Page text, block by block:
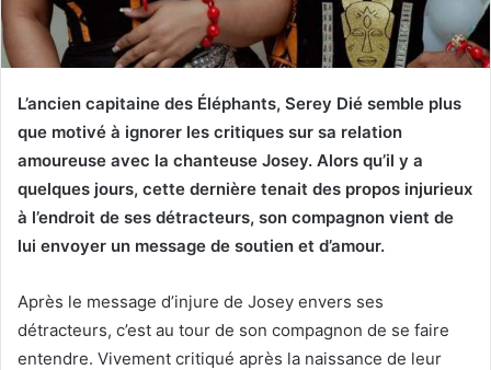
L’ancien capitaine des Éléphants, Serey Dié semble plus
que motivé à ignorer les critiques sur sa relation
amoureuse avec la chanteuse Josey. Alors qu’il y a
quelques jours, cette dernière tenait des propos injurieux
à l’endroit de ses détracteurs, son compagnon vient de
lui envoyer un message de soutien et d’amour.
Après le message d’injure de Josey envers ses
détracteurs, c’est au tour de son compagnon de se faire
entendre. Vivement critiqué après la naissance de leur